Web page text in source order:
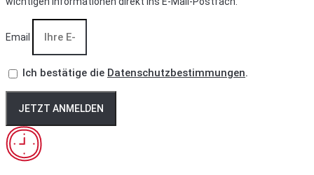
Email
Ich bestätige die Datenschutzbestimmungen.
JETZT ANMELDEN